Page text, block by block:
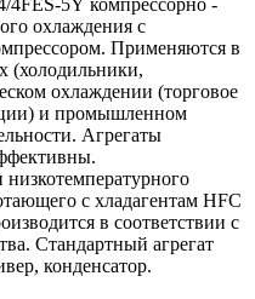
охлаждения с
Применяются в
(холодильники,
охлаждении (торговое
и промышленном
Агрегаты
с хладагентам HFC
в соответствии с
Стандартный агрегат
конденсатор.